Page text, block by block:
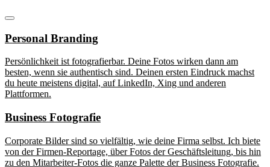
Menü
Personal Branding
Persönlichkeit ist fotografierbar. Deine Fotos wirken dann am
besten, wenn sie authentisch sind. Deinen ersten Eindruck machst
du heute meistens digital, auf LinkedIn, Xing und anderen
Plattformen.
Business Fotografie
Corporate Bilder sind so vielfältig, wie deine Firma selbst. Ich biete
von der Firmen-Reportage, über Fotos der Geschäftsleitung, bis hin
zu den Mitarbeiter-Fotos die ganze Palette der Business Fotografie.